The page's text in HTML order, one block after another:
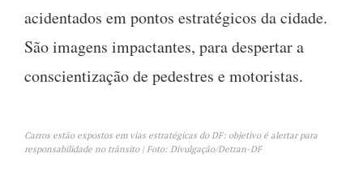
acidentados em pontos estratégicos da cidade.
São imagens impactantes, para despertar a
conscientização de pedestres e motoristas.
Carros estão expostos em vias estratégicas do DF: objetivo é alertar para
responsabilidade no trânsito | Foto: Divulgação/Detran-DF